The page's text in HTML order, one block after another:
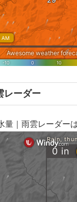
レーダー
量｜雨雲レーダー